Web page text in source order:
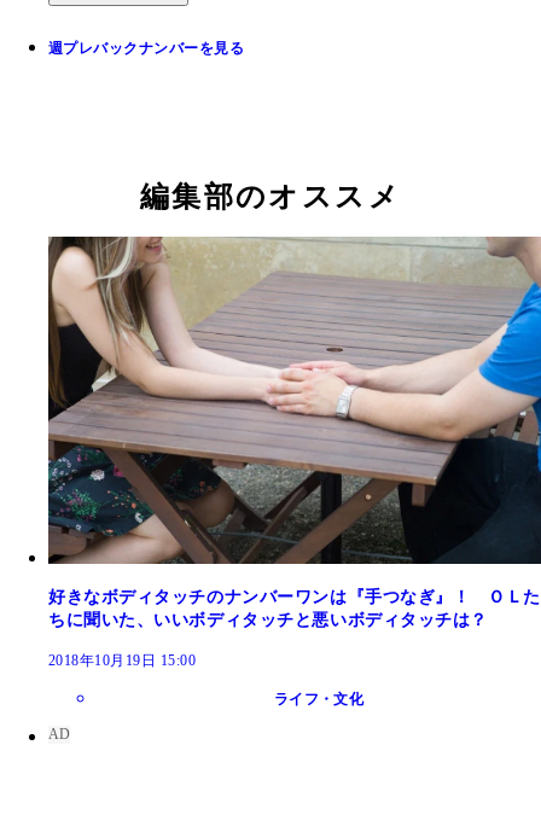
週プレバックナンバーを見る
編集部のオススメ
好きなボディタッチのナンバーワンは『手つなぎ』！ ＯＬた
ちに聞いた、いいボディタッチと悪いボディタッチは？
2018年10月19日 15:00
ライフ・文化